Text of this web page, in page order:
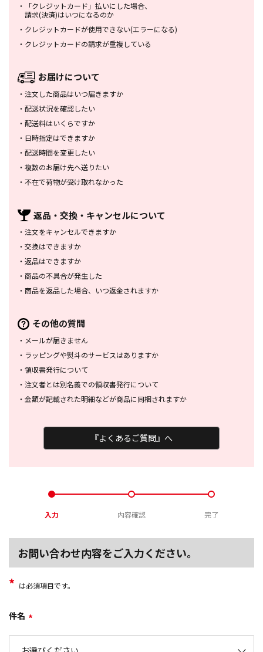
・
「クレジットカード」払いにした場合、
請求(決済)はいつになるのか
・ クレジットカードが使用できない(エラーになる)
・ クレジットカードの請求が重複している
お届けについて
・ 注文した商品はいつ届きますか
・ 配送状況を確認したい
・ 配送料はいくらですか
・ 日時指定はできますか
・ 配送時間を変更したい
・ 複数のお届け先へ送りたい
・ 不在で荷物が受け取れなかった
返品・交換・ キャンセルについて
・ 注文をキャンセルできますか
・ 交換はできますか
・ 返品はできますか
・ 商品の不具合が発生した
・ 商品を返品した場合、 いつ返金されますか
その他の質問
・ メールが届きません
・ ラッピングや熨斗のサービスはありますか
・ 領収書発行について
・ 注文者とは別名義での領収書発行について
・ 金額が記載された明細などが商品に同梱されますか
『よくあるご質問』へ
入力 内容確認 完了
お問い合わせ内容をご入力ください。
* は必須項目です。
件名 *